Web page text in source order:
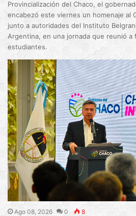
Provincialización del Chaco, el
encabezó este viernes un homenaje al
junto a autoridades del Instituto
Argentina, en una jornada que reunió
estudiantes.
Ago 08, 2026 0 8